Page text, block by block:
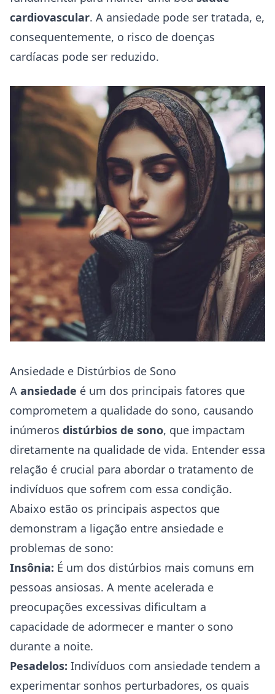
cardiovascular. A ansiedade pode ser tratada, e,
consequentemente, o risco de doenças
cardíacas pode ser reduzido.
Ansiedade e Distúrbios de Sono
A ansiedade é um dos principais fatores que
comprometem a qualidade do sono, causando
inúmeros distúrbios de sono, que impactam
diretamente na qualidade de vida. Entender essa
relação é crucial para abordar o tratamento de
indivíduos que sofrem com essa condição.
Abaixo estão os principais aspectos que
demonstram a ligação entre ansiedade e
problemas de sono:
Insônia: É um dos distúrbios mais comuns em
pessoas ansiosas. A mente acelerada e
preocupações excessivas dificultam a
capacidade de adormecer e manter o sono
durante a noite.
Pesadelos: Indivíduos com ansiedade tendem a
experimentar sonhos perturbadores, os quais